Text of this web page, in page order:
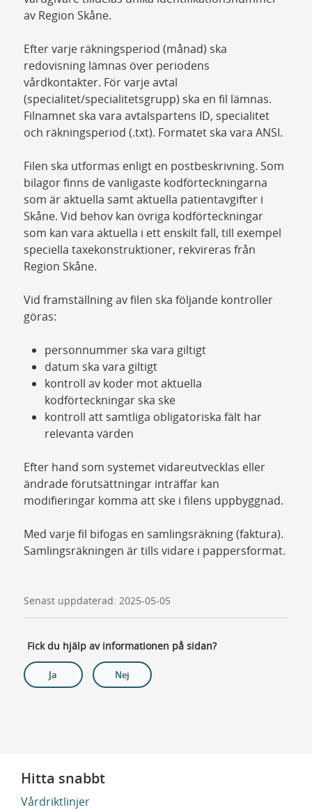
av Region Skåne.
Efter varje räkningsperiod (månad) ska
redovisning lämnas över periodens
vårdkontakter. För varje avtal
(specialitet/specialitetsgrupp) ska en fil lämnas.
Filnamnet ska vara avtalspartens ID, specialitet
och räkningsperiod (.txt). Formatet ska vara ANSI.
Filen ska utformas enligt en postbeskrivning. Som
bilagor finns de vanligaste kodförteckningarna
som är aktuella samt aktuella patientavgifter i
Skåne. Vid behov kan övriga kodförteckningar
som kan vara aktuella i ett enskilt fall, till exempel
speciella taxekonstruktioner, rekvireras från
Region Skåne.
Vid framställning av filen ska följande kontroller
göras:
personnummer ska vara giltigt
datum ska vara giltigt
kontroll av koder mot aktuella
kodförteckningar ska ske
kontroll att samtliga obligatoriska fält har
relevanta värden
Efter hand som systemet vidareutvecklas eller
ändrade förutsättningar inträffar kan
modifieringar komma att ske i filens uppbyggnad.
Med varje fil bifogas en samlingsräkning (faktura).
Samlingsräkningen är tills vidare i pappersformat.
Senast uppdaterad: 2025-05-05
Fick du hjälp av informationen på sidan?
Ja Nej
Hitta snabbt
Vårdriktlinjer